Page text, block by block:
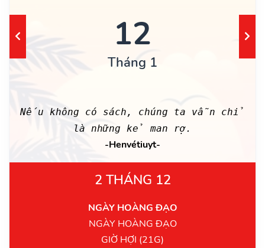
12
Tháng 1
Nếu không có sách, chúng ta vẫn chỉ
là những kẻ man rợ.
-Henvétiuyt-
2 THÁNG 12
NGÀY HOÀNG ĐẠO
NGÀY HOÀNG ĐẠO
GIỜ HỢI (21G)